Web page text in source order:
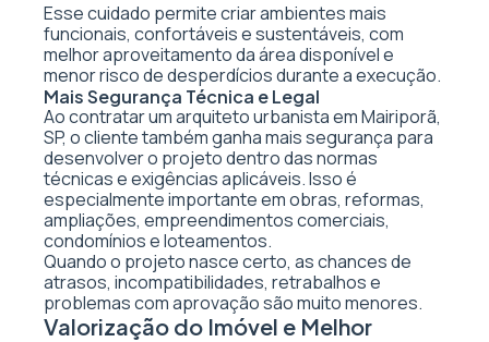
Esse cuidado permite criar ambientes mais
funcionais, confortáveis e sustentáveis, com
melhor aproveitamento da área disponível e
menor risco de desperdícios durante a execução.
Mais Segurança Técnica e Legal
Ao contratar um arquiteto urbanista em Mairiporã,
SP, o cliente também ganha mais segurança para
desenvolver o projeto dentro das normas
técnicas e exigências aplicáveis. Isso é
especialmente importante em obras, reformas,
ampliações, empreendimentos comerciais,
condomínios e loteamentos.
Quando o projeto nasce certo, as chances de
atrasos, incompatibilidades, retrabalhos e
problemas com aprovação são muito menores.
Valorização do Imóvel e Melhor